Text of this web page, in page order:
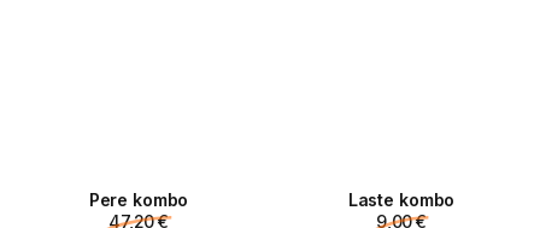
Pere kombo
47,20 €
Laste kombo
9,00 €